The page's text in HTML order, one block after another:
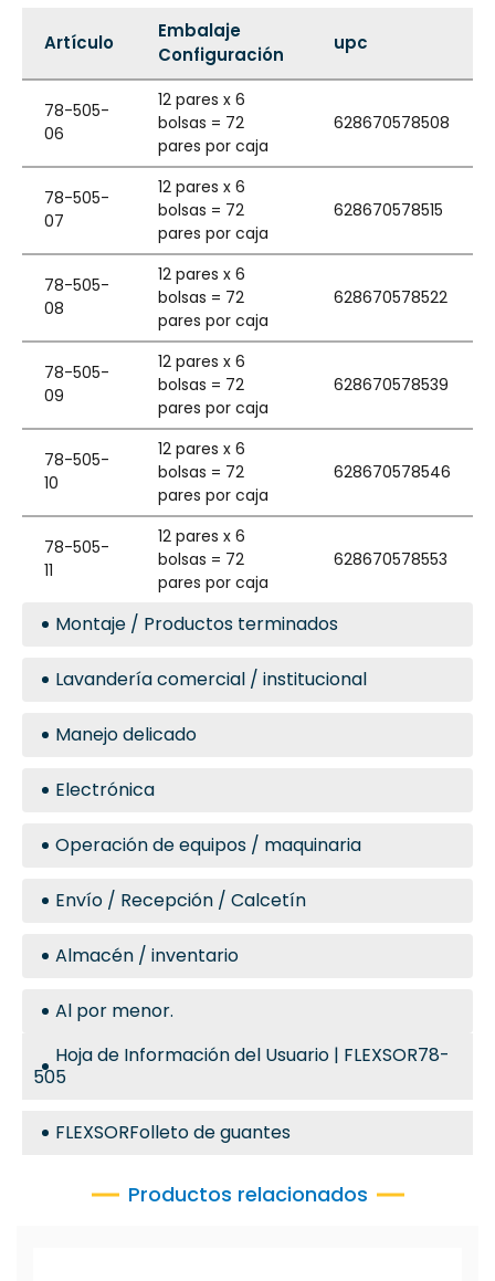
Artículo
Embalaje
Configuración
upc
78-505-
06
12 pares x 6
bolsas = 72
pares por caja
628670578508
78-505-
07
12 pares x 6
bolsas = 72
pares por caja
628670578515
78-505-
08
12 pares x 6
bolsas = 72
pares por caja
628670578522
78-505-
09
12 pares x 6
bolsas = 72
pares por caja
628670578539
78-505-
10
12 pares x 6
bolsas = 72
pares por caja
628670578546
78-505-
11
12 pares x 6
bolsas = 72
pares por caja
628670578553
Montaje / Productos terminados
Lavandería comercial / institucional
Manejo delicado
Electrónica
Operación de equipos / maquinaria
Envío / Recepción / Calcetín
Almacén / inventario
Al por menor.
Hoja de Información del Usuario | FLEXSOR78-
505
FLEXSORFolleto de guantes
Productos relacionados